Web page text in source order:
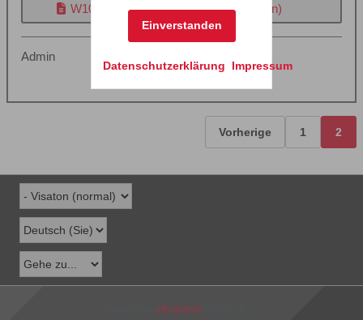
W100C-8.bch (52,0 KB, 19x aufgerufen)
Admin
Vorherige 1 2
vBulletin®
Datenschutzerklärung Impressum
Einverstanden